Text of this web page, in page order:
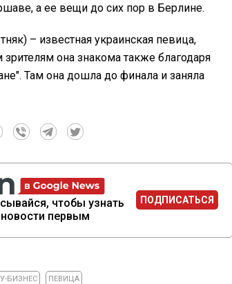
а ее вещи до сих пор в Берлине.
– известная украинская певица,
она знакома также благодаря
Там она дошла до финала и заняла
чтобы узнать
новости первым
ПОДПИСАТЬСЯ
БИЗНЕС ПЕВИЦА